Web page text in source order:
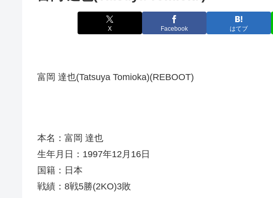
X Facebook はてブ
富岡 達也(Tatsuya Tomioka)(REBOOT)
本名：富岡 達也
生年月日：1997年12月16日
国籍：日本
戦績：8戦5勝(2KO)3敗